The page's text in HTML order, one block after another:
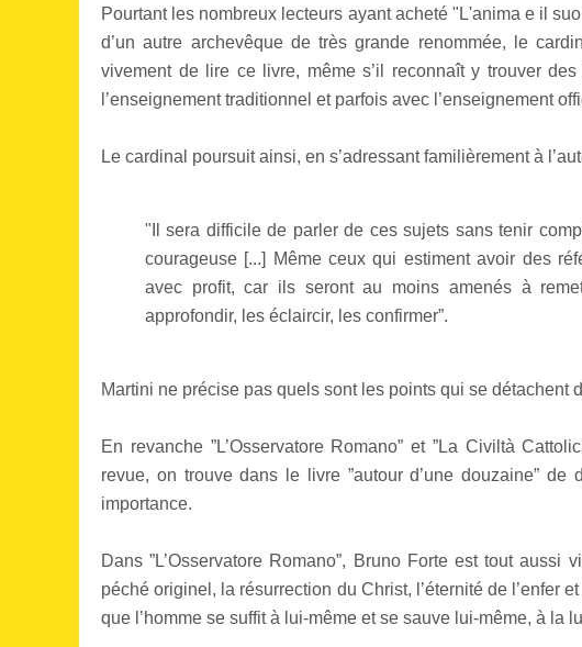
Pourtant les nombreux lecteurs ayant acheté "L'anima e il
d’un autre archevêque de très grande renommée, le
vivement de lire ce livre, même s’il reconnaît y trouver
l’enseignement traditionnel et parfois avec l’enseignement
Le cardinal poursuit ainsi, en s’adressant familièrement à
"Il sera difficile de parler de ces sujets sans tenir
courageuse [...] Même ceux qui estiment avoir des
avec profit, car ils seront au moins amenés à
approfondir, les éclaircir, les confirmer”.
Martini ne précise pas quels sont les points qui se détachent
En revanche ”L’Osservatore Romano” et ”La Civiltà
revue, on trouve dans le livre ”autour d’une douzaine” de
importance.
Dans ”L’Osservatore Romano”, Bruno Forte est tout
péché originel, la résurrection du Christ, l’éternité de l’enfer
que l’homme se suffit à lui-même et se sauve lui-même, à la